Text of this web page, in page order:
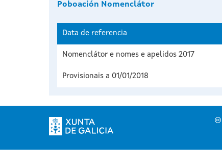
Poboación Nomenclátor
Data de referencia
Nomenclátor e nomes e apelidos 2017
Provisionais a 01/01/2018